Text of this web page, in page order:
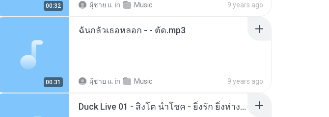
00:32 ผุ้ชาย แ. in Music 9 years ago
00:31
ฉันกลัวเธอหลอก - - ตัด.mp3
ผุ้ชาย แ. in Music 9 years ago
Duck Live 01 - สิงโต นำโชค - ยิ่งรัก ยิ่งห่าง.mp3